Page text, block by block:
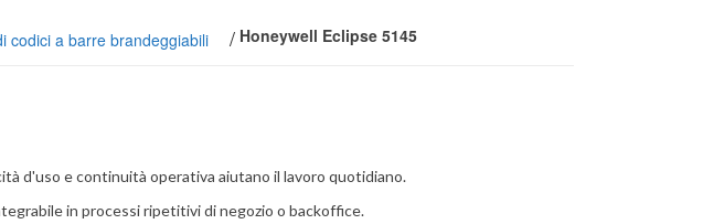
codici a barre brandeggiabili / Honeywell Eclipse 5145
d'uso e continuità operativa aiutano il lavoro quotidiano.
in processi ripetitivi di negozio o backoffice.